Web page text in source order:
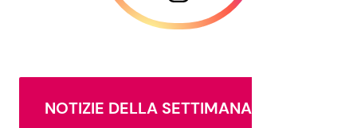
NOTIZIE DELLA SETTIMANA